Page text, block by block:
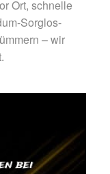
Ort, schnelle
Sorglos-
– wir